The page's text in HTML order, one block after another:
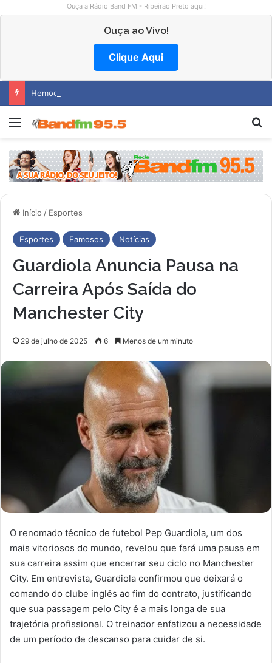
Ouça a Rádio Band FM - Ribeirão Preto aqui!
Ouça ao Vivo!
Clique Aqui
Hemocentro abre vagas na região
Menu
Início / Esportes
Esportes Famosos Notícias
Guardiola Anuncia Pausa na
Carreira Após Saída do
Manchester City
29 de julho de 2025 6 Menos de um minuto
O renomado técnico de futebol Pep Guardiola, um dos
mais vitoriosos do mundo, revelou que fará uma pausa em
sua carreira assim que encerrar seu ciclo no Manchester
City. Em entrevista, Guardiola confirmou que deixará o
comando do clube inglês ao fim do contrato, justificando
que sua passagem pelo City é a mais longa de sua
trajetória profissional. O treinador enfatizou a necessidade
de um período de descanso para cuidar de si.